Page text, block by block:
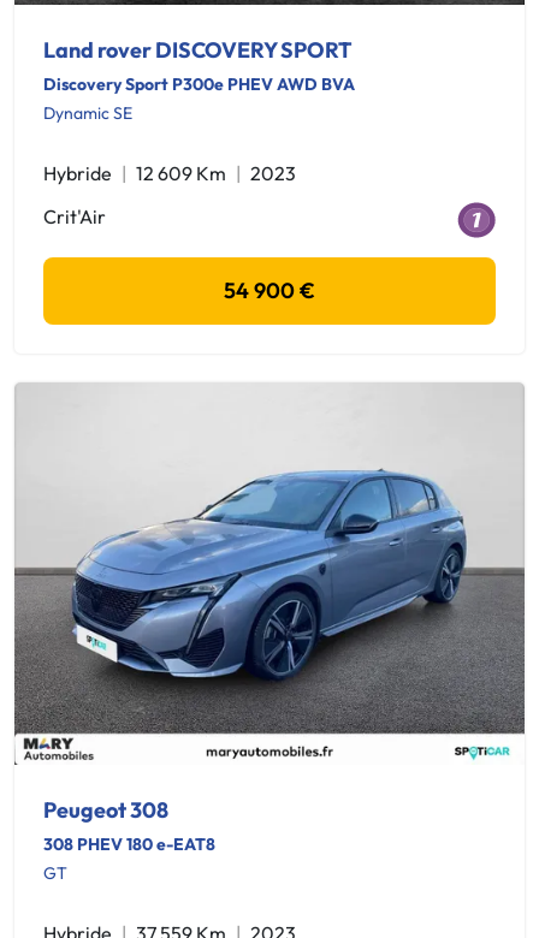
Land rover DISCOVERY SPORT
Discovery Sport P300e PHEV AWD BVA
Dynamic SE
Hybride 12 609 Km
2023
Crit'Air
54 900 €
Peugeot 308
308 PHEV 180 e-EAT8
GT
Hybride 37 559 Km
2023